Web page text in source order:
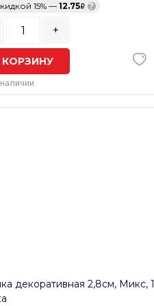
15% — 12.75 ?
+
КОРЗИНУ
декоративная 2,8см, Микс, 1